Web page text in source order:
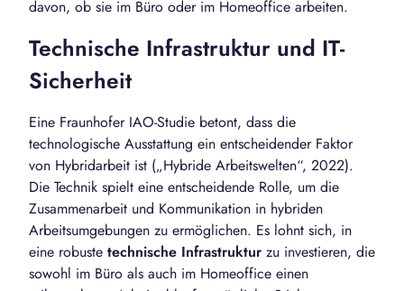
davon, ob sie im Büro oder im Homeoffice arbeiten.
Technische Infrastruktur und IT-
Sicherheit
Eine Fraunhofer IAO-Studie betont, dass die
technologische Ausstattung ein entscheidender Faktor
von Hybridarbeit ist („Hybride Arbeitswelten“, 2022).
Die Technik spielt eine entscheidende Rolle, um die
Zusammenarbeit und Kommunikation in hybriden
Arbeitsumgebungen zu ermöglichen. Es lohnt sich, in
eine robuste technische Infrastruktur zu investieren, die
sowohl im Büro als auch im Homeoffice einen